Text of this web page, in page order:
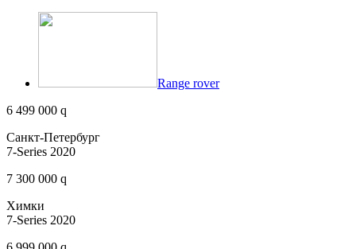
Range rover
6 499 000 q
Санкт-Петербург
7-Series 2020
7 300 000 q
Химки
7-Series 2020